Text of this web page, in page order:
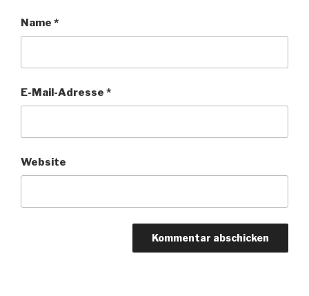
Name *
E-Mail-Adresse *
Website